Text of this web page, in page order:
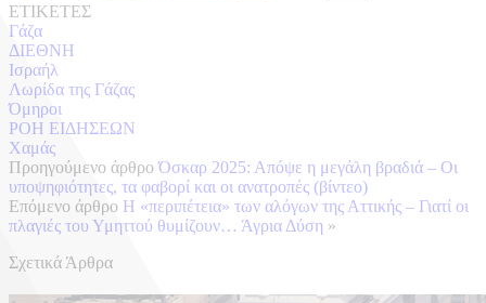
ΕΤΙΚΕΤΕΣ
Γάζα
ΔΙΕΘΝΗ
Ισραήλ
Λωρίδα της Γάζας
Όμηροι
ΡΟΗ ΕΙΔΗΣΕΩΝ
Χαμάς
Προηγούμενο άρθρο Όσκαρ 2025: Απόψε η μεγάλη βραδιά – Οι
υποψηφιότητες, τα φαβορί και οι ανατροπές (βίντεο)
Επόμενο άρθρο Η «περιπέτεια» των αλόγων της Αττικής – Γιατί οι
πλαγιές του Υμηττού θυμίζουν… Άγρια Δύση »
Σχετικά Άρθρα